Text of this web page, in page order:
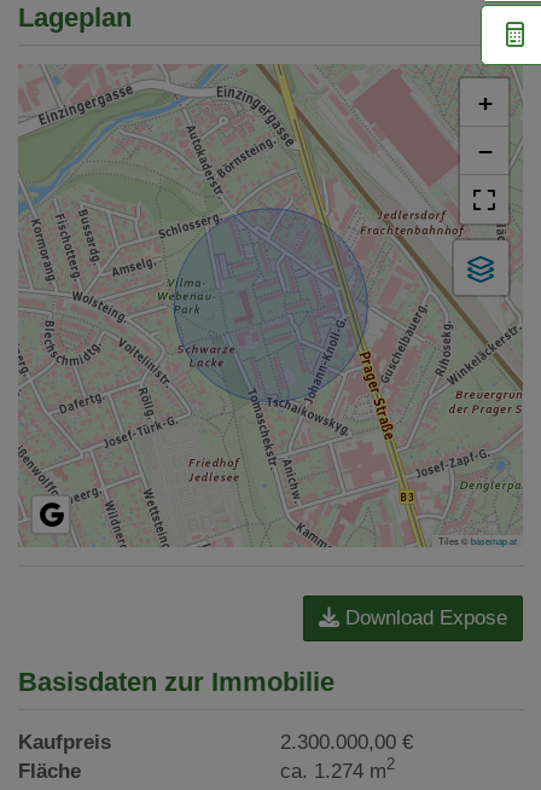
Lageplan
+
−
Tiles ©basemap.at
Download Expose
Basisdaten zur Immobilie
Kaufpreis
2.300.000,00 €
Fläche
ca. 1.274 m2